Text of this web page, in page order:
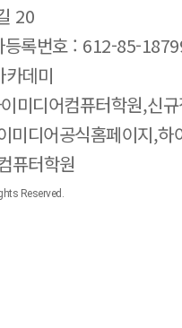
20
록번호 : 612-85-
데미
미디어컴퓨터학원,신
미디어공식홈페이지,
퓨터학원
Reserved.